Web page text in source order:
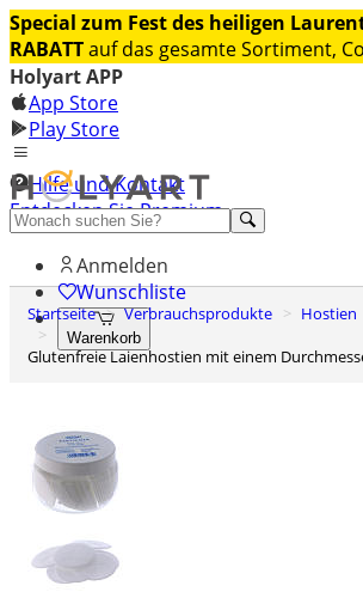
Special zum Fest des heiligen
RABATTauf das gesamte Sortiment,
Holyart APP
App Store
Play Store
Hilfe und Kontakt
Entdecken Sie Premium
Anmelden
Wunschliste
Warenkorb
Startseite Verbrauchsprodukte
Hostien
Glutenfreie Laienhostien mit einem